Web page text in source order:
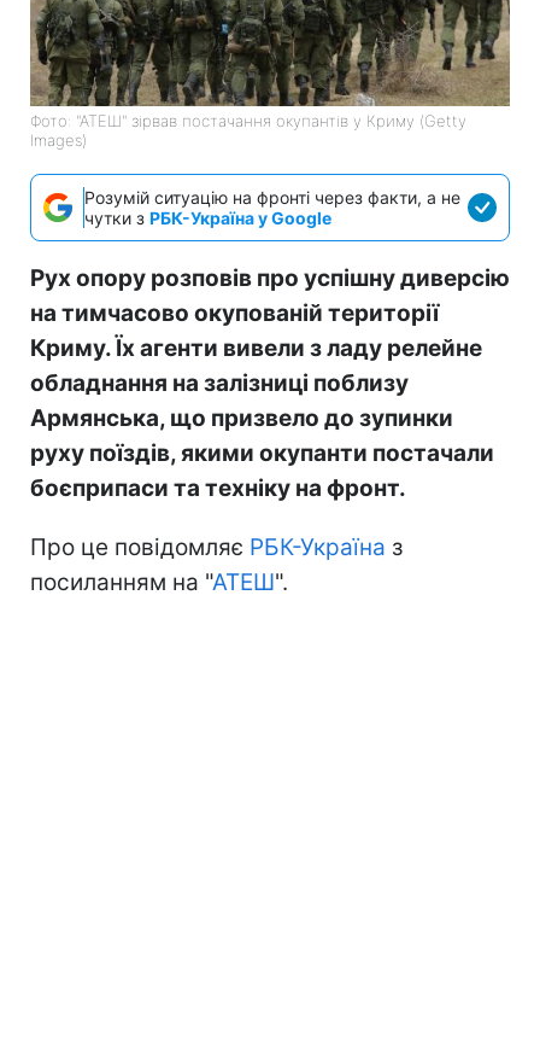
Фото: "АТЕШ" зірвав постачання окупантів у Криму (Getty
Images)
Розумій ситуацію на фронті через факти, а не
чутки з РБК-Україна у Google
Рух опору розповів про успішну диверсію
на тимчасово окупованій території
Криму. Їх агенти вивели з ладу релейне
обладнання на залізниці поблизу
Армянська, що призвело до зупинки
руху поїздів, якими окупанти постачали
боєприпаси та техніку на фронт.
Про це повідомляє РБК-Україна з
посиланням на "АТЕШ".